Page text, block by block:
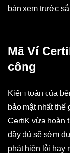
bản xem trước
Mã Ví
công
Kiểm toán của
bảo mật nhất
CertiK vừa hoàn
đầy đủ sẽ sớm
phát hiện lỗi hay